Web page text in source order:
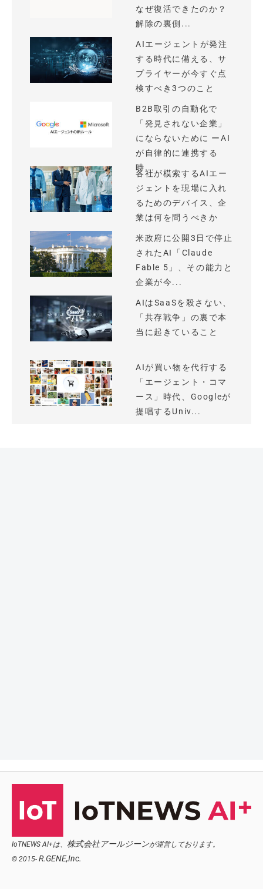
なぜ復活できたのか？
解除の裏側...
AIエージェントが発注
する時代に備える、サ
プライヤーが今すぐ点
検すべき3つのこと
B2B取引の自動化で
「発見されない企業」
にならないために ーAI
が自律的に連携する
時...
各社が模索するAIエー
ジェントを現場に入れ
るためのデバイス、企
業は何を問うべきか
米政府に公開3日で停止
されたAI「Claude
Fable 5」、その能力と
企業が今...
AIはSaaSを殺さない、
「共存戦争」の裏で本
当に起きていること
AIが買い物を代行する
「エージェント・コマ
ース」時代、Googleが
提唱するUniv...
IoTNEWS AI+は、 株式会社アールジーンが運営しております。
© 2015- R.GENE,Inc.